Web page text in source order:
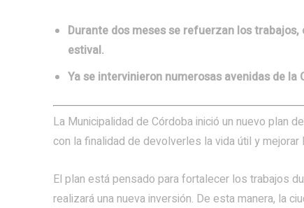
Durante dos meses se refuerzan los
estival.
Ya se intervinieron numerosas avenidas de
La Municipalidad de Córdoba inició un nuevo plan
con la finalidad de devolverles la vida útil y
El plan está pensado para fortalecer los trabajos
realizará una nueva inversión. De esta manera, la